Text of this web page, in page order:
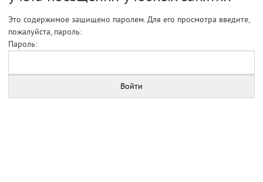
Это содержимое защищено паролем. Для его просмотра введите,
пожалуйста, пароль:
Пароль: